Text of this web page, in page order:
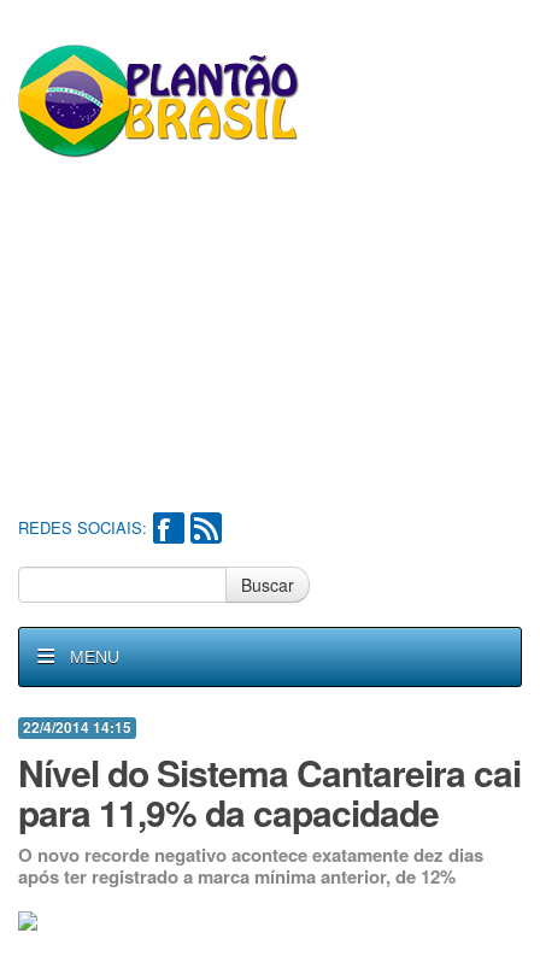
REDES SOCIAIS:
Buscar
MENU
22/4/2014 14:15
Nível do Sistema Cantareira cai
para 11,9% da capacidade
O novo recorde negativo acontece exatamente dez dias
após ter registrado a marca mínima anterior, de 12%